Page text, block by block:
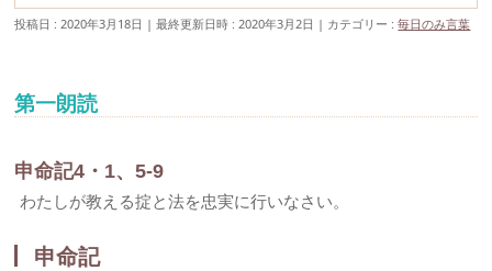
投稿日 : 2020年3月18日 最終更新日時 : 2020年3月2日 カテゴリー :毎日のみ言葉
第一朗読
申命記4・1、5-9
わたしが教える掟と法を忠実に行いなさい。
申命記